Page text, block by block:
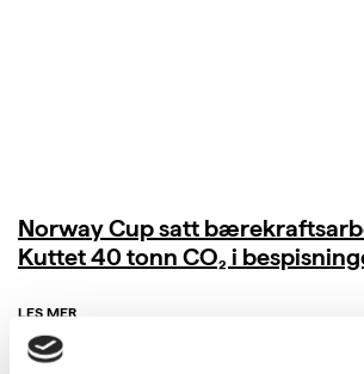
Norway Cup satt
Kuttet 40 tonn CO₂ i
LES MER